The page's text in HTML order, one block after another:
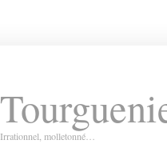
Irrationnel, molletonné…